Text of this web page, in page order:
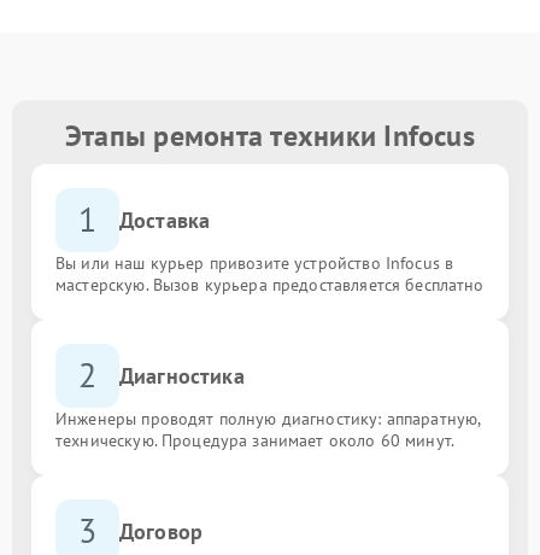
Этапы ремонта техники Infocus
1 Доставка
Вы или наш курьер привозите устройство Infocus в
мастерскую. Вызов курьера предоставляется бесплатно
2 Диагностика
Инженеры проводят полную диагностику: аппаратную,
техническую. Процедура занимает около 60 минут.
3 Договор